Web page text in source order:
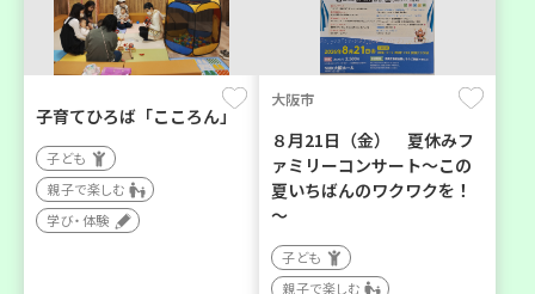
子育てひろば「こころん」
子ども
親子で楽しむ
学び・体験
大阪市
８月21日（金） 夏休みフ
ァミリーコンサート～この
夏いちばんのワクワクを！
～
子ども
親子で楽しむ